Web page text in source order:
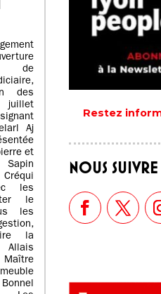
de
des
juillet
Aj
et
les
le
les
la
Restez
NOUS SUIVRE